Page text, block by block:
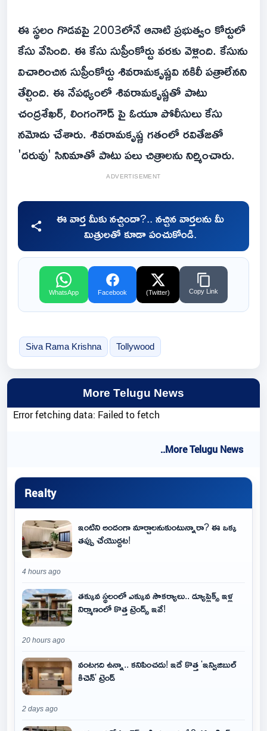
ఈ స్థలం గొడవపై 2003లోనే ఆనాటి ప్రభుత్వం కోర్టులో
కేసు వేసింది. ఈ కేసు సుప్రీంకోర్టు వరకు వెళ్లింది. కేసును
విచారించిన సుప్రీంకోర్టు శివరామకృష్ణవి నకిలీ పత్రాలేనని
తేల్చింది. ఈ నేపథ్యంలో శివరామకృష్ణతో పాటు
చంద్రశేఖర్, లింగంగౌడ్ పై ఓయూ పోలీసులు కేసు
నమోదు చేశారు. శివరామకృష్ణ గతంలో రవితేజతో
'దరువు' సినిమాతో పాటు పలు చిత్రాలను నిర్మించారు.
ADVERTISEMENT
ఈ వార్త మీకు నచ్చిందా?.. నచ్చిన వార్తలను మీ
మిత్రులతో కూడా పంచుకోండి.
WhatsApp Facebook (Twitter) Copy Link
Siva Rama Krishna Tollywood
More Telugu News
Error fetching data: Failed to fetch
..More Telugu News
Realty
ఇంటిని అందంగా మార్చాలనుకుంటున్నారా? ఈ ఒక్క
తప్పు చేయొద్దట!
4 hours ago
తక్కువ స్థలంలో ఎక్కువ సౌకర్యాలు.. డ్యూప్లెక్స్ ఇళ్ల
నిర్మాణంలో కొత్త ట్రెండ్స్ ఇవే!
20 hours ago
వంటగది ఉన్నా.. కనిపించదు! ఇదే కొత్త 'ఇన్విజిబుల్
కిచెన్' ట్రెండ్
2 days ago